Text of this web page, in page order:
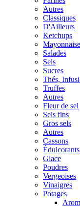
Autres
Classiques
D'Ailleurs
Ketchups
Salades
Sels
Sucres
Thés,
Truffes
Autres
Fleur de sel
Sels fins
Gros sels
Autres
Cassons
Édulcorants
Glace
Poudres
Vergeoises
Vinaigres
Potages